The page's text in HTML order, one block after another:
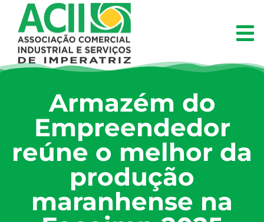
Armazém do
Empreendedor
reúne o melhor da
produção
maranhense na